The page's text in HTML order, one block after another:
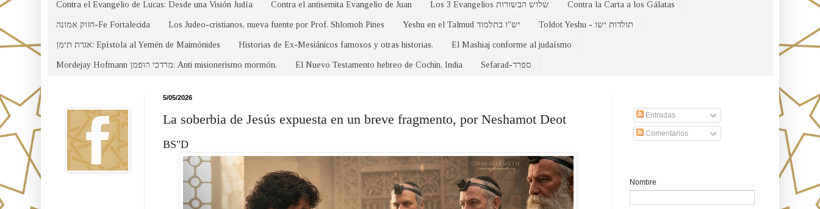
Contra el Evangelio de Lucas: Desde una Visión Judía Contra el antisemita Evangelio de Juan Los 3 Evangelios שלוש הבשורות Contra la Carta a los Gálatas
חזוק אמונה-Fe Fortalecida Los Judeo-cristianos, nueva fuente por Prof. Shlomoh Pines Yeshu en el Talmud יש"ו בתלמוד Toldot Yeshu - תולדות ישו
אגרת תימן: Epístola al Yemén de Maimónides Historias de Ex-Mesiánicos famosos y otras historias. El Mashiaj conforme al judaísmo
Mordejay Hofmann מרדכי הופמן: Anti misionerismo mormón. El Nuevo Testamento hebreo de Cochin, India Sefarad-ספרד
5/05/2026
La soberbia de Jesús expuesta en un breve fragmento, por Neshamot Deot
BS"D
Entradas
Comentarios
Nombre